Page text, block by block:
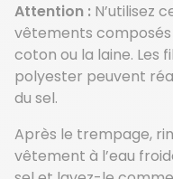
Attention : N’utilisez
vêtements
coton ou la laine. Les
polyester peuvent
du sel.
Après le trempage,
vêtement à l’eau